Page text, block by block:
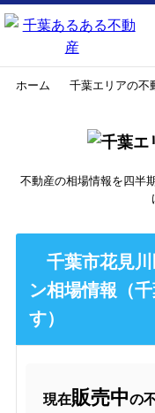
ホーム 千葉エリアの不
不動産の相場情報を四半
千葉市花見川
ン相場情報（
す）
現在販売中の